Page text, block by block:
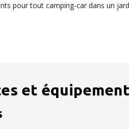
pour tout camping-car dans un
et